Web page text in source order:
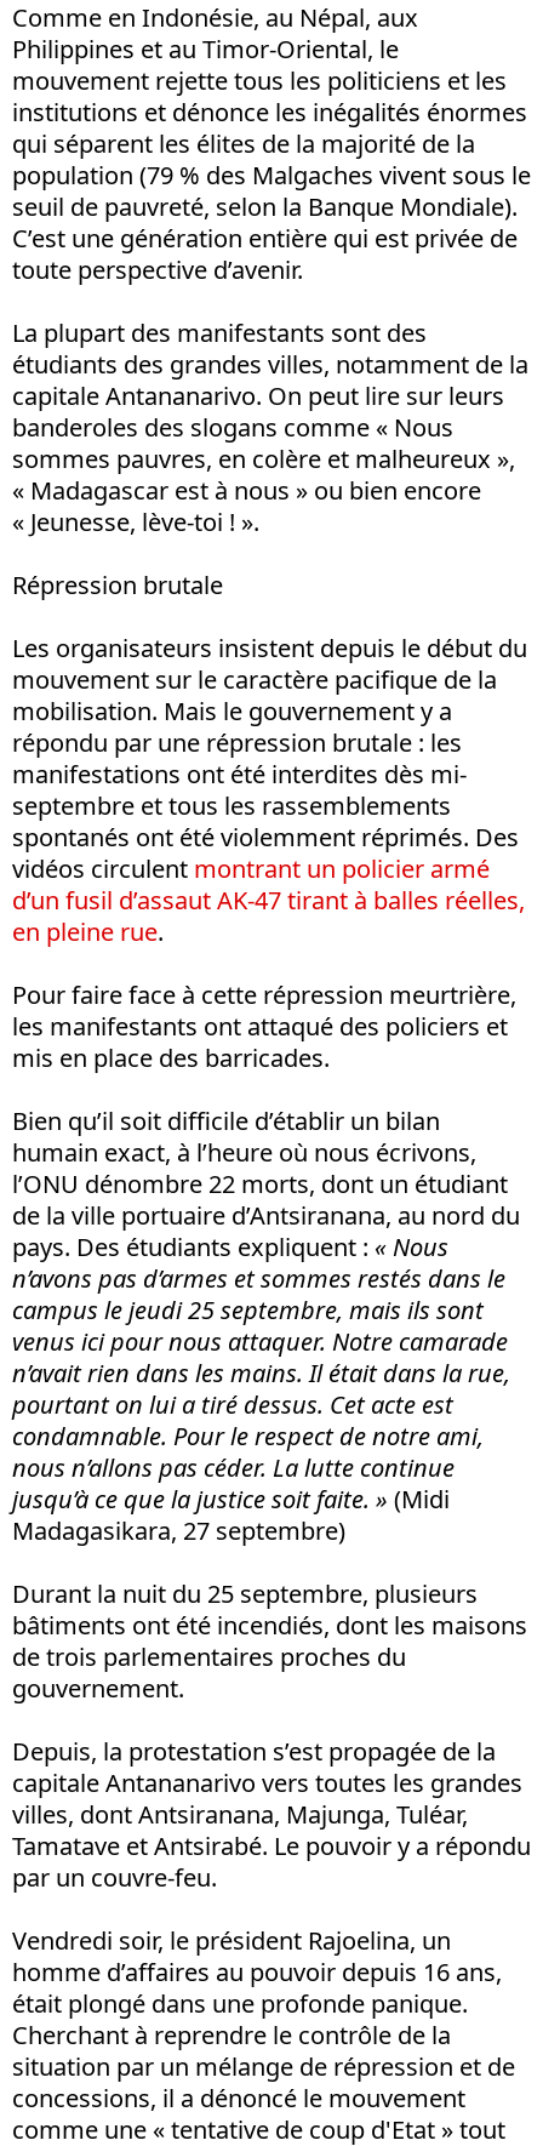
Comme en Indonésie, au Népal, aux
Philippines et au Timor-Oriental, le
mouvement rejette tous les politiciens et les
institutions et dénonce les inégalités énormes
qui séparent les élites de la majorité de la
population (79 % des Malgaches vivent sous le
seuil de pauvreté, selon la Banque Mondiale).
C’est une génération entière qui est privée de
toute perspective d’avenir.
La plupart des manifestants sont des
étudiants des grandes villes, notamment de la
capitale Antananarivo. On peut lire sur leurs
banderoles des slogans comme « Nous
sommes pauvres, en colère et malheureux »,
« Madagascar est à nous » ou bien encore
« Jeunesse, lève-toi ! ».
Répression brutale
Les organisateurs insistent depuis le début du
mouvement sur le caractère pacifique de la
mobilisation. Mais le gouvernement y a
répondu par une répression brutale : les
manifestations ont été interdites dès mi-
septembre et tous les rassemblements
spontanés ont été violemment réprimés. Des
vidéos circulent montrant un policier armé
d’un fusil d’assaut AK-47 tirant à balles réelles,
en pleine rue.
Pour faire face à cette répression meurtrière,
les manifestants ont attaqué des policiers et
mis en place des barricades.
Bien qu’il soit difficile d’établir un bilan
humain exact, à l’heure où nous écrivons,
l’ONU dénombre 22 morts, dont un étudiant
de la ville portuaire d’Antsiranana, au nord du
pays. Des étudiants expliquent : «Nous
n’avons pas d’armes et sommes restés dans le
campus le jeudi 25 septembre, mais ils sont
venus ici pour nous attaquer. Notre camarade
n’avait rien dans les mains. Il était dans la rue,
pourtant on lui a tiré dessus. Cet acte est
condamnable. Pour le respect de notre ami,
nous n’allons pas céder. La lutte continue
jusqu’à ce que la justice soit faite. » (Midi
Madagasikara, 27 septembre)
Durant la nuit du 25 septembre, plusieurs
bâtiments ont été incendiés, dont les maisons
de trois parlementaires proches du
gouvernement.
Depuis, la protestation s’est propagée de la
capitale Antananarivo vers toutes les grandes
villes, dont Antsiranana, Majunga, Tuléar,
Tamatave et Antsirabé. Le pouvoir y a répondu
par un couvre-feu.
Vendredi soir, le président Rajoelina, un
homme d’affaires au pouvoir depuis 16 ans,
était plongé dans une profonde panique.
Cherchant à reprendre le contrôle de la
situation par un mélange de répression et de
concessions, il a dénoncé le mouvement
comme une « tentative de coup d'Etat » tout